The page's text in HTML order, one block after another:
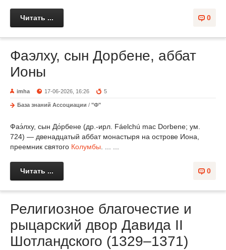
0
Читать ...
Фаэлху, сын Дорбене, аббат
Ионы
imha 17-06-2026, 16:26 5
База знаний Ассоциации / "Ф"
Фаэ́лху, сын До́рбене (др.-ирл. Fáelchú mac Dorbene; ум.
724) — двенадцатый аббат монастыря на острове Иона,
преемник святого Колумбы
0
Читать ...
Религиозное благочестие и
рыцарский двор Давида II
Шотландского (1329–1371)